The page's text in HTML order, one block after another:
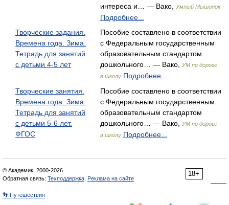
интереса и… — Вако,
Умный Мышонок
Подробнее...
Творческие задания.
Времена года. Зима.
Тетрадь для занятий
с детьми 4-5 лет
Пособие составлено в соответствии
с Федеральным государственным
образовательным стандартом
дошкольного… — Вако,
УМ по дороге
в школу Подробнее...
Творческие занятия.
Времена года. Зима.
Тетрадь для занятий
с детьми 5-6 лет.
ФГОС
Пособие составлено в соответствии
с Федеральным государственным
образовательным стандартом
дошкольного… — Вако,
УМ по дороге
в школу Подробнее...
18+
© Академик, 2000-2026
Обратная связь: Техподдержка Реклама на сайте
👣 Путешествия